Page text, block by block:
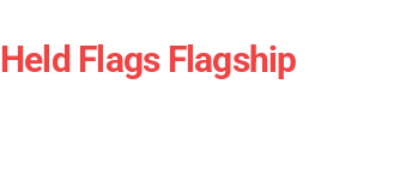
Flags Flagship